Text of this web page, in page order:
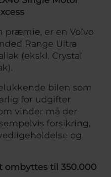
præmie, er en Volvo
Range Ultra
(ekskl. Crystal
bilen som
for udgifter
vinder må der
forsikring,
og
ombyttes til 350.000